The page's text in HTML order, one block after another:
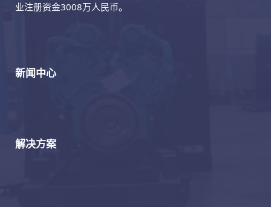
业注册资金3008万人民币。
新闻中心
解决方案